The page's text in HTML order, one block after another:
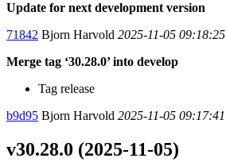
Update for next development version
71842 Bjorn Harvold 2025-11-05 09:18:25
Merge tag ‘30.28.0’ into develop
Tag release
b9d95 Bjorn Harvold 2025-11-05 09:17:41
v30.28.0 (2025-11-05)